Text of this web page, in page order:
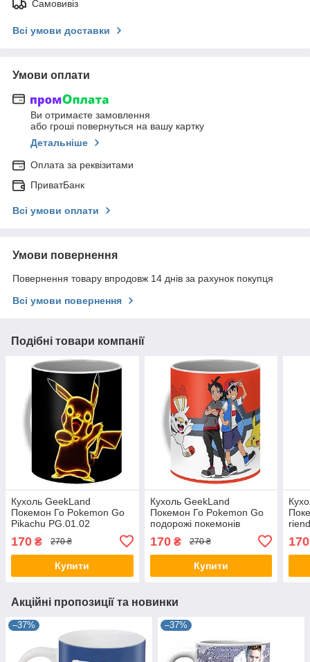
Самовивіз
Всі умови доставки
Умови оплати
Ви отримаєте замовлення
або гроші повернуться на вашу картку
Детальніше
Оплата за реквізитами
ПриватБанк
Всі умови оплати
Умови повернення
Повернення товару впродовж 14 днів за рахунок покупця
Всі умови повернення
Подібні товари компанії
Кухоль GeekLand
Покемон Го Pokemon Go
Pikachu PG.01.02
170 ₴ 270 ₴
Купити
Кухоль GeekLand
Покемон Го Pokemon Go
подорожі покемонів
170₴ 270 ₴
Купити
170
Акційні пропозиції та новинки
–37% –37%